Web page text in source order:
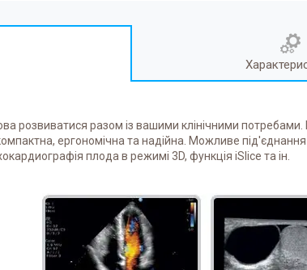
разом із вашими клінічними потребами.
ергономічна та надійна. Можливе
плода в режимі 3D, функція iSlice та ін.